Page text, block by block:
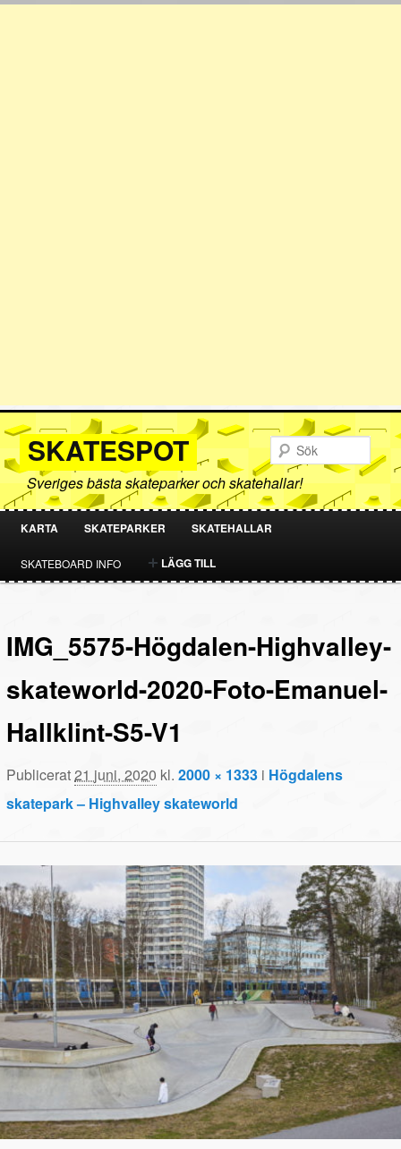
SKATESPOT
Sveriges bästa skateparker och skatehallar!
HOPPA
TILL
INNEHÅLL
HOPPA
TILL
INNEHÅLL
KARTA SKATEPARKER SKATEHALLAR
SKATEBOARD INFO LÄGG TILL
IMG_5575-Högdalen-Highvalley-
skateworld-2020-Foto-Emanuel-
Hallklint-S5-V1
Publicerat21 juni, 2020 kl.2000 × 1333 i Högdalens
skatepark – Highvalley skateworld